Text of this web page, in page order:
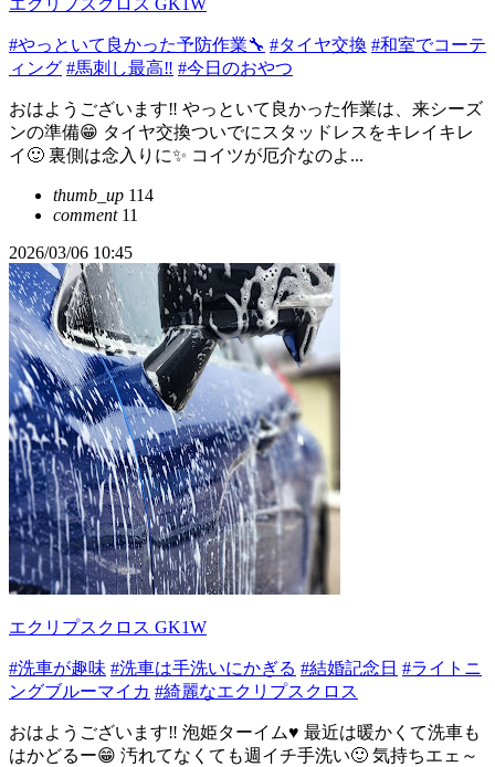
エクリプスクロス GK1W
#やっといて良かった予防作業🔧 #タイヤ交換 #和室でコーテ
ィング #馬刺し最高‼️ #今日のおやつ
おはようございます‼️ やっといて良かった作業は、来シーズ
ンの準備😁 タイヤ交換ついでにスタッドレスをキレイキレ
イ🙂 裏側は念入りに✨ コイツが厄介なのよ...
thumb_up 114
comment11
2026/03/06 10:45
エクリプスクロス GK1W
#洗車が趣味 #洗車は手洗いにかぎる #結婚記念日 #ライトニ
ングブルーマイカ #綺麗なエクリプスクロス
おはようございます‼️ 泡姫ターイム♥️ 最近は暖かくて洗車も
はかどるー😁 汚れてなくても週イチ手洗い🙂 気持ちエェ～